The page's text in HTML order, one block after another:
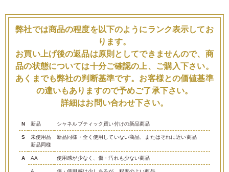
弊社では商品の程度を以下のようにランク表示してお
ります。
お買い上げ後の返品は原則としてできませんので、商
品の状態については十分ご確認の上、ご購入下さい。
あくまでも弊社の判断基準です。お客様との価値基準
の違いもありますので予めご了承下さい。
詳細はお問い合わせ下さい。
N 新品 シャネルブティック買い付けの新品商品
S
未使用品
新品同様
新品同様・全く使用していない商品、またはそれに近い商品
A AA 使用感が少なく、傷・汚れも少ない商品